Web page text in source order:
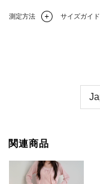
測定方法 サイズガイド
関連商品